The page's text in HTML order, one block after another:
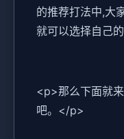
的推荐打法中,大
就可以选择自己
<p>那么下面就
吧。</p>